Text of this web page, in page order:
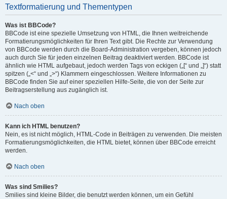
Textformatierung und Thementypen
Was ist BBCode?
BBCode ist eine spezielle Umsetzung von HTML, die Ihnen weitreichende
Formatierungsmöglichkeiten für Ihren Text gibt. Die Rechte zur Verwendung
von BBCode werden durch die Board-Administration vergeben, können jedoch
auch durch Sie für jeden einzelnen Beitrag deaktiviert werden. BBCode ist
ähnlich wie HTML aufgebaut, jedoch werden Tags von eckigen („[“ und „]“) statt
spitzen („<“ und „>“) Klammern eingeschlossen. Weitere Informationen zu
BBCode finden Sie auf einer speziellen Hilfe-Seite, die von der Seite zur
Beitragserstellung aus zugänglich ist.
Nach oben
Kann ich HTML benutzen?
Nein, es ist nicht möglich, HTML-Code in Beiträgen zu verwenden. Die meisten
Formatierungsmöglichkeiten, die HTML bietet, können über BBCode erreicht
werden.
Nach oben
Was sind Smilies?
Smilies sind kleine Bilder, die benutzt werden können, um ein Gefühl